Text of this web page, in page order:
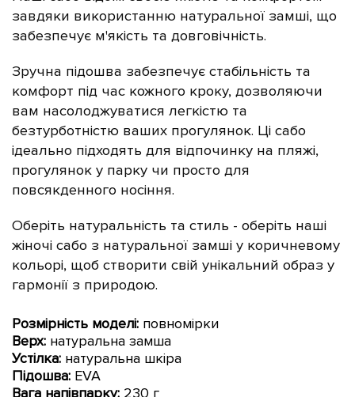
завдяки використанню натуральної замші, що
забезпечує м'якість та довговічність.
Зручна підошва забезпечує стабільність та
комфорт під час кожного кроку, дозволяючи
вам насолоджуватися легкістю та
безтурботністю ваших прогулянок. Ці сабо
ідеально підходять для відпочинку на пляжі,
прогулянок у парку чи просто для
повсякденного носіння.
Оберіть натуральність та стиль - оберіть наші
жіночі сабо з натуральної замші у коричневому
кольорі, щоб створити свій унікальний образ у
гармонії з природою.
Розмірність моделі: повномірки
Верх: натуральна замша
Устілка: натуральна шкіра
Підошва: EVA
Вага напівпарку: 230 г